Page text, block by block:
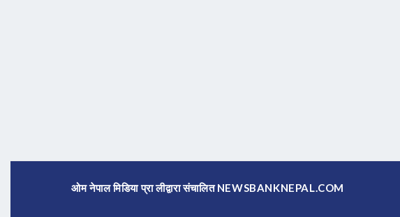
ओम नेपाल मिडिया प्रा लीद्वारा संचालित NEWSBANKNEPAL.COM